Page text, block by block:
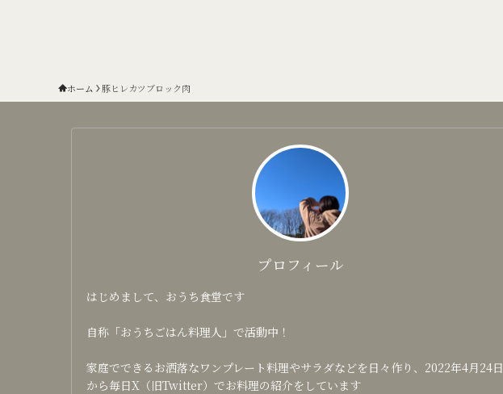
ホーム 豚ヒレカツブロック肉
プロフィール
はじめまして、おうち食堂です
自称「おうちごはん料理人」で活動中！
家庭でできるお洒落なワンプレート料理やサラダなどを日々作り、2022年4月24日
から毎日X（旧Twitter）でお料理の紹介をしています